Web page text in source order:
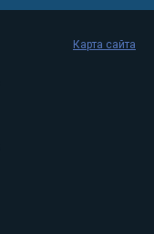
Карта сайта